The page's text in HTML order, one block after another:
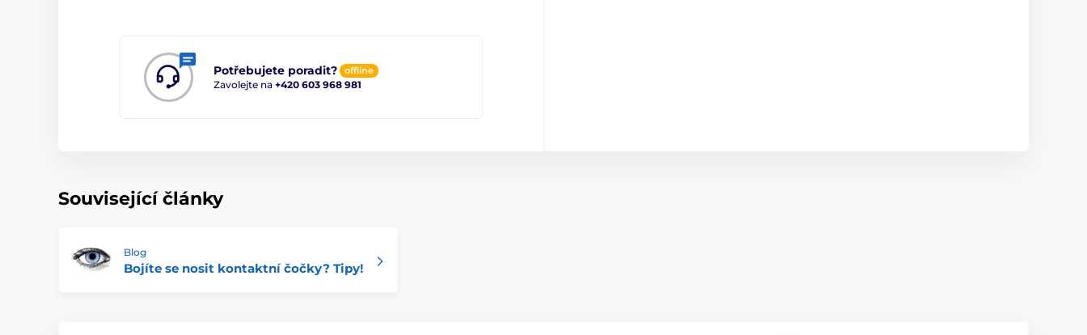
Potřebujete poradit? offline
Zavolejte na +420 603 968 981
Související články
Blog
Bojíte se nosit kontaktní čočky? Tipy!